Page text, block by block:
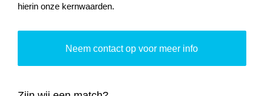
hierin onze kernwaarden.
Neem contact op voor meer info